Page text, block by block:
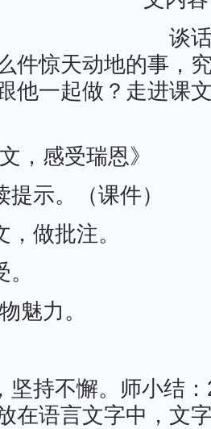
谈
件惊天动地的事，
他一起做？走进课
，感受瑞恩》
提示。（课件）
做批注。
魅力。
坚持不懈。师小结
在语言文字中，文